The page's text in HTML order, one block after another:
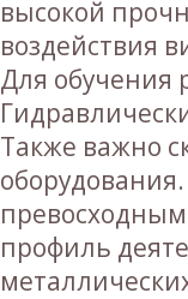
высокой
воздействия
Для обучения
Также важно
профиль